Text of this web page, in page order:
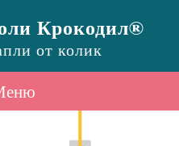
Крокодил®
от колик